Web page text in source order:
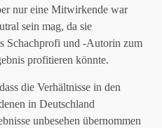
nur eine Mitwirkende war
sein mag, da sie
Schachprofi und -Autorin zum
profitieren könnte.
die Verhältnisse in den
in Deutschland
unbesehen übernommen